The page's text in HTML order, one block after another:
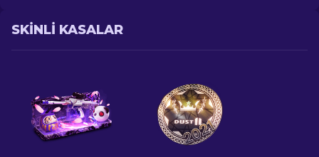
SKINLI KASALAR